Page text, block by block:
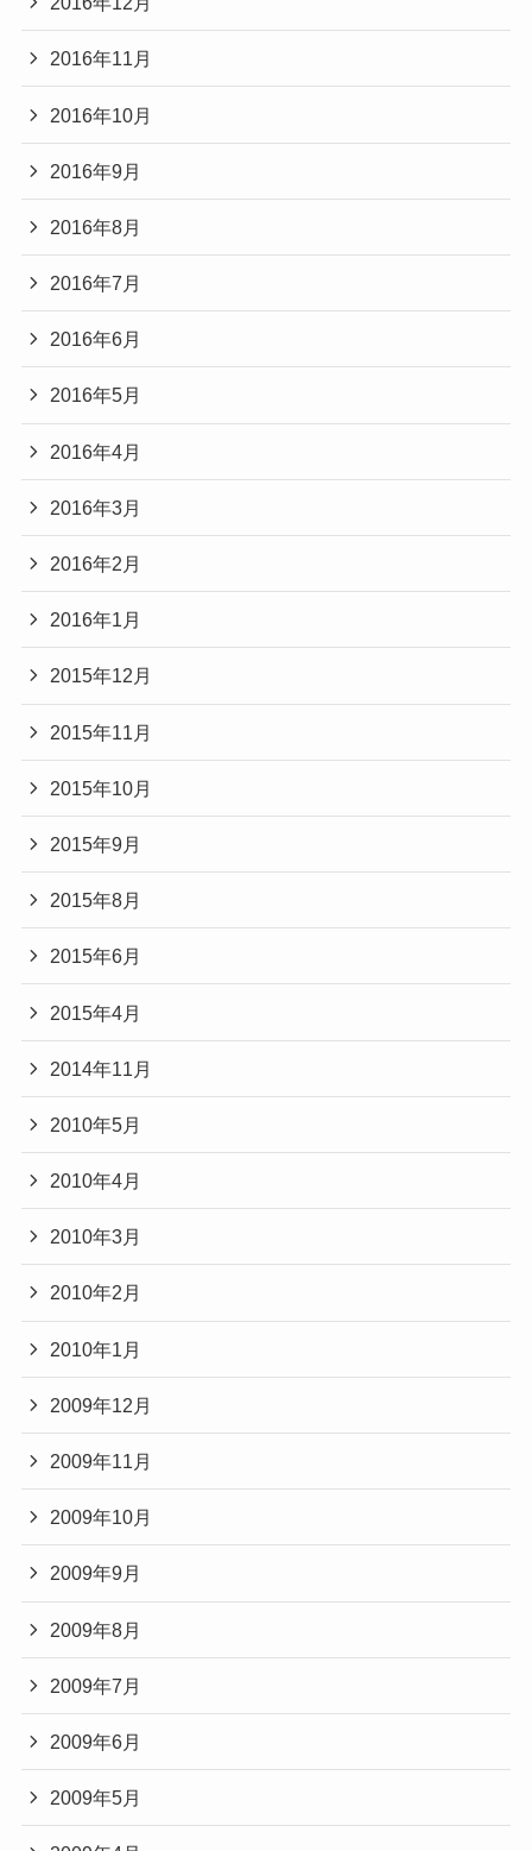
2016年11月
2016年10月
2016年9月
2016年8月
2016年7月
2016年6月
2016年5月
2016年4月
2016年3月
2016年2月
2016年1月
2015年12月
2015年11月
2015年10月
2015年9月
2015年8月
2015年6月
2015年4月
2014年11月
2010年5月
2010年4月
2010年3月
2010年2月
2010年1月
2009年12月
2009年11月
2009年10月
2009年9月
2009年8月
2009年7月
2009年6月
2009年5月